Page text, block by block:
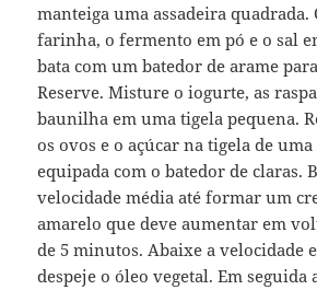
manteiga uma assadeira quadrada.
farinha, o fermento em pó e o sal
bata com um batedor de arame
Reserve. Misture o iogurte, as
baunilha em uma tigela pequena.
os ovos e o açúcar na tigela de
equipada com o batedor de claras.
velocidade média até formar um
amarelo que deve aumentar em
de 5 minutos. Abaixe a velocidade
despeje o óleo vegetal. Em seguida